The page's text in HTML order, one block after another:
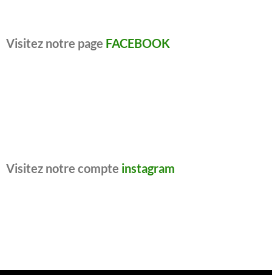
Visitez notre page FACEBOOK
Visitez notre compte instagram